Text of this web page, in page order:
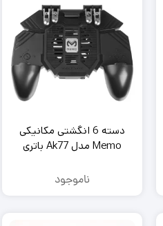
دسته 6 انگشتی مکانیکی
Memo مدل Ak77 باتری
ناموجود